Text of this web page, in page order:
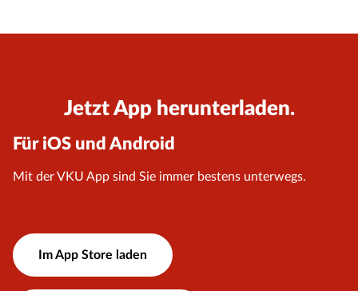
Jetzt App herunterladen.
Für iOS und Android
Mit der VKU App sind Sie immer bestens unterwegs.
Im App Store laden